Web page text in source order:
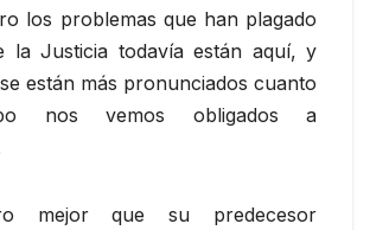
los problemas que han plagado
la Justicia todavía están aquí, y
están más pronunciados cuanto
nos vemos obligados a
mejor que su predecesor